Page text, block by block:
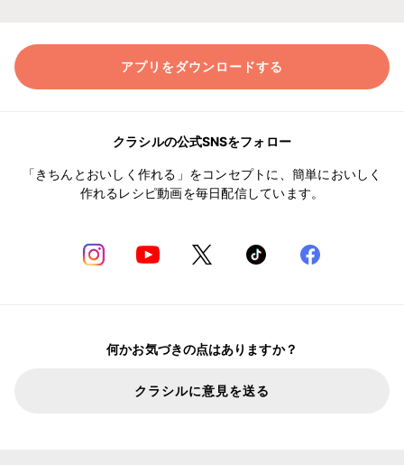
アプリをダウンロードする
クラシルの公式SNSをフォロー
「きちんとおいしく作れる」をコンセプトに、簡単においしく
作れるレシピ動画を毎日配信しています。
何かお気づきの点はありますか？
クラシルに意見を送る